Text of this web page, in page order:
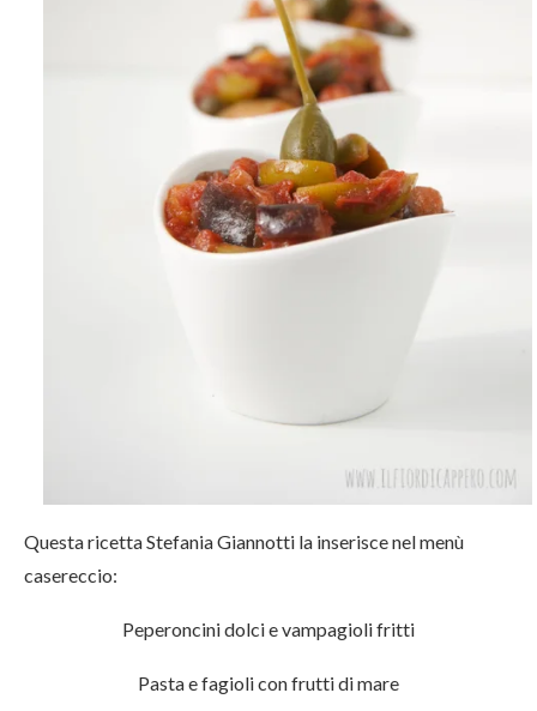
Questa ricetta Stefania Giannotti la inserisce nel menù
casereccio:
Peperoncini dolci e vampagioli fritti
Pasta e fagioli con frutti di mare